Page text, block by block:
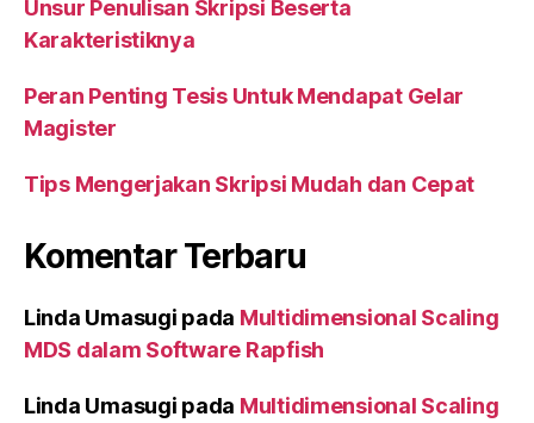
Unsur Penulisan Skripsi Beserta
Karakteristiknya
Peran Penting Tesis Untuk Mendapat Gelar
Magister
Tips Mengerjakan Skripsi Mudah dan Cepat
Komentar Terbaru
Linda Umasugi pada Multidimensional Scaling
MDS dalam Software Rapfish
Linda Umasugi pada Multidimensional Scaling